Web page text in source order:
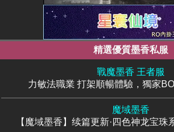
精選優質墨香私服
戰魔墨香 王者服
力敏法職業 打架順暢體驗，獨家
魔域墨香
【魔域墨香】续篇更新·四色神龙宝珠